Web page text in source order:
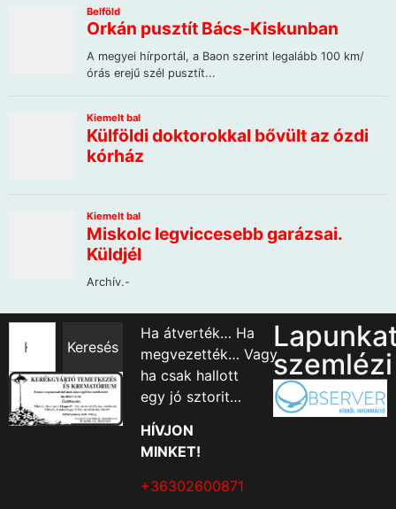
Keresés
Ha átverték… Ha
megvezették… Vagy
ha csak hallott
egy jó sztorit…
HÍVJON
MINKET!
+36302600871
szemlézi